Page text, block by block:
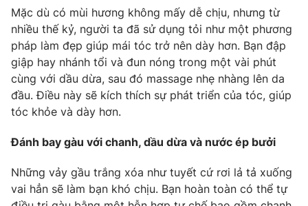
® Cấm sao chép dưới mọi hình thức nếu không có sự chấp
thông tin từ website này.
Mặc dù có mùi hương không mấy dễ chịu, nhưng từ
nhiều thế kỷ, người ta đã sử dụng tỏi như một phương
pháp làm đẹp giúp mái tóc trở nên dày hơn. Bạn đập
giập hay nhánh tổi và đun nóng trong một vài phút
cùng với dầu dừa, sau đó massage nhẹ nhàng lên da
đầu. Điều này sẽ kích thích sự phát triển của tóc, giúp
tóc khỏe và dày hơn.
Đánh bay gàu với chanh, dầu dừa và nước ép bưởi
Những vảy gầu trắng xóa như tuyết cứ rơi lả tả xuống
vai hẳn sẽ làm bạn khó chịu. Bạn hoàn toàn có thể tự